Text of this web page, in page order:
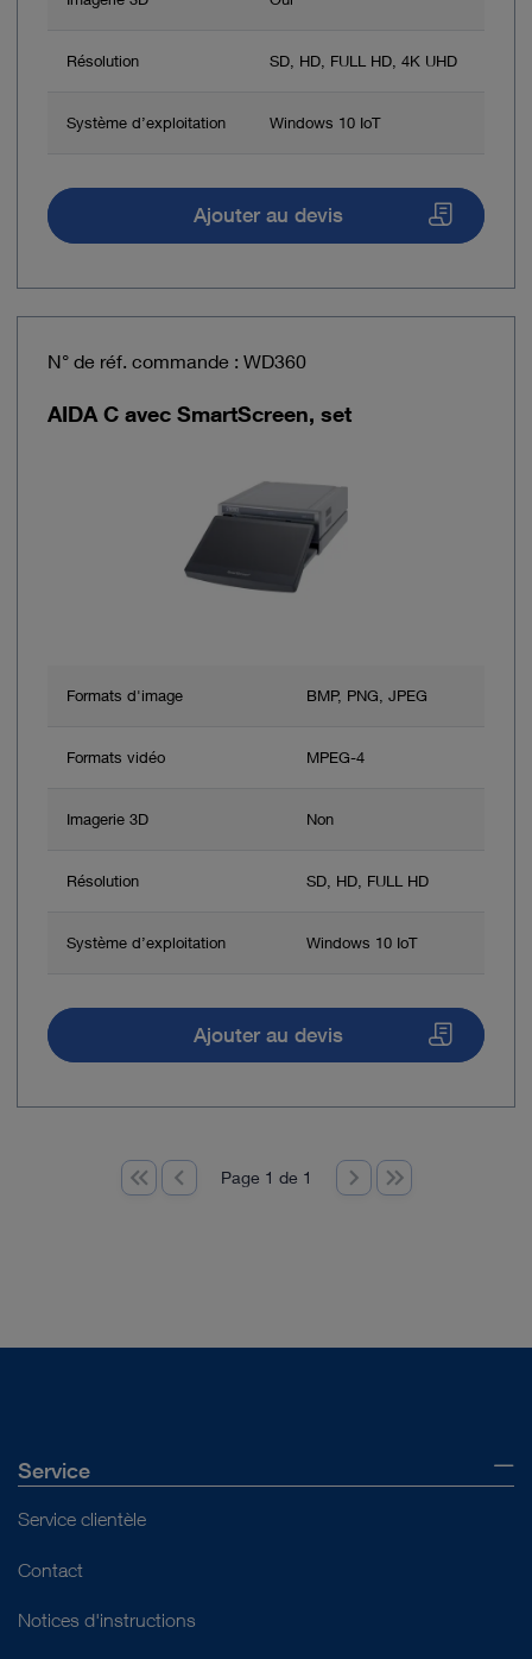
Résolution SD, HD, FULL HD, 4K UHD
Système d’exploitation Windows 10 IoT
Ajouter au devis
N° de réf. commande : WD360
AIDA C avec SmartScreen, set
Formats d'image BMP, PNG, JPEG
Formats vidéo MPEG-4
Imagerie 3D Non
Résolution SD, HD, FULL HD
Système d’exploitation Windows 10 IoT
Ajouter au devis
Page 1 de 1
Service
Service clientèle
Contact
Notices d'instructions